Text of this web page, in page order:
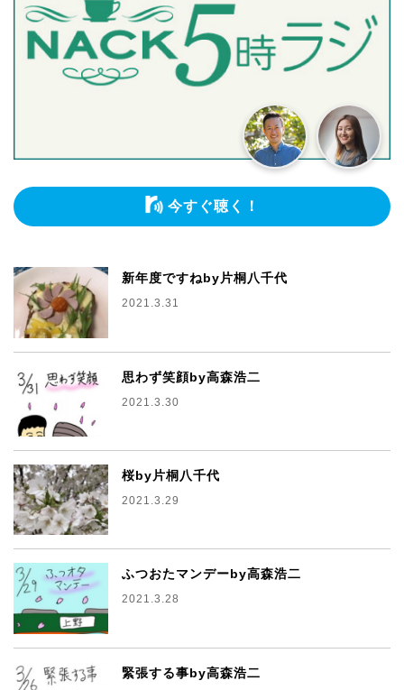
今すぐ聴く！
新年度ですねby片桐八千代
2021.3.31
思わず笑顔by高森浩二
2021.3.30
桜by片桐八千代
2021.3.29
ふつおたマンデーby高森浩二
2021.3.28
緊張する事by高森浩二